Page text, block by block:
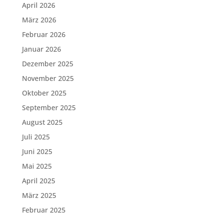
April 2026
März 2026
Februar 2026
Januar 2026
Dezember 2025
November 2025
Oktober 2025
September 2025
August 2025
Juli 2025
Juni 2025
Mai 2025
April 2025
März 2025
Februar 2025